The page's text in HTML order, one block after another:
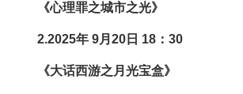
《心理罪之城市之光》
2.2025年 9月20日 18：30
《大话西游之月光宝盒》